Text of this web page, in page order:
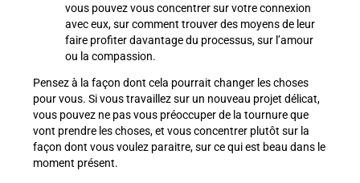
vous pouvez vous concentrer sur votre connexion
avec eux, sur comment trouver des moyens de leur
faire profiter davantage du processus, sur l’amour
ou la compassion.
Pensez à la façon dont cela pourrait changer les choses
pour vous. Si vous travaillez sur un nouveau projet délicat,
vous pouvez ne pas vous préoccuper de la tournure que
vont prendre les choses, et vous concentrer plutôt sur la
façon dont vous voulez paraitre, sur ce qui est beau dans le
moment présent.